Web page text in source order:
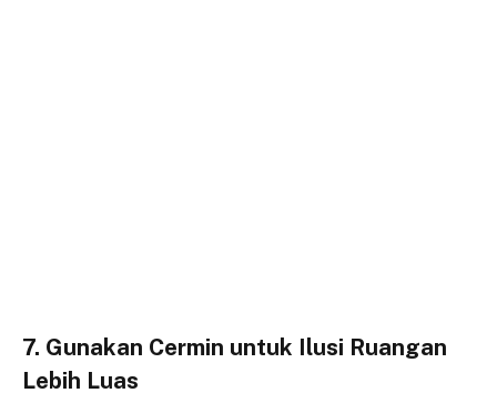
7. Gunakan Cermin untuk Ilusi Ruangan
Lebih Luas